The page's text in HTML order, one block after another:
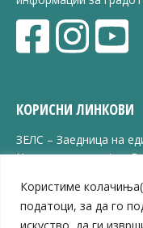
Користиме
податоци, за да го
искуство, да ги
КОРИСНИ ЛИНКОВИ
ЗЕЛС – Заедница на
Центар за развој на
ЈПССО „Парк – спорт и
ЛБ „Гоце Делчев“